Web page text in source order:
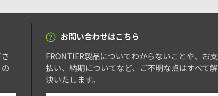
お問い合わせはこちら
FRONTIER製品についてわからないことや、お支
払い、納期についてなど、ご不明な点はすべて解
決いたします。